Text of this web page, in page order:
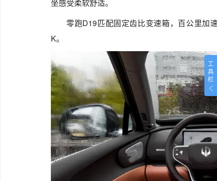
工
具
栏
坐感受柔软舒适。
零跑D19匹配固定齿比变速箱，百公里加
K。